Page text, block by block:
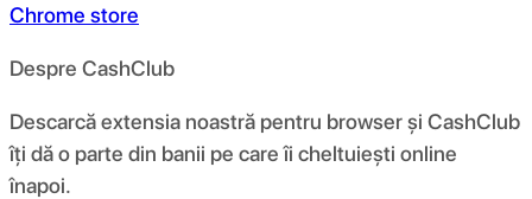
Chrome store
Despre CashClub
Descarcă extensia noastră pentru browser și CashClub
îți dă o parte din banii pe care îi cheltuiești online
înapoi.